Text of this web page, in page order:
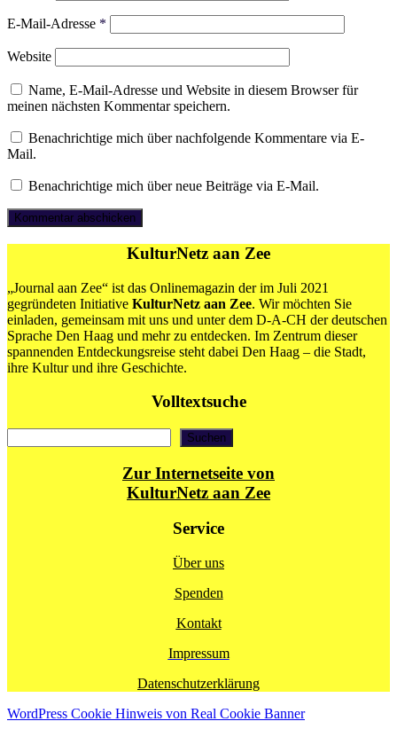
E-Mail-Adresse *
Website
Name, E-Mail-Adresse und Website in diesem Browser für
meinen nächsten Kommentar speichern.
Benachrichtige mich über nachfolgende Kommentare via E-
Mail.
Benachrichtige mich über neue Beiträge via E-Mail.
KulturNetz aan Zee
„Journal aan Zee“ ist das Onlinemagazin der im Juli 2021
gegründeten Initiative KulturNetz aan Zee. Wir möchten Sie
einladen, gemeinsam mit uns und unter dem D-A-CH der deutschen
Sprache Den Haag und mehr zu entdecken. Im Zentrum dieser
spannenden Entdeckungsreise steht dabei Den Haag – die Stadt,
ihre Kultur und ihre Geschichte.
Volltextsuche
Suchen
Zur Internetseite von
KulturNetz aan Zee
Service
Über uns
Spenden
Kontakt
Impressum
Datenschutzerklärung
WordPress Cookie Hinweis von Real Cookie Banner